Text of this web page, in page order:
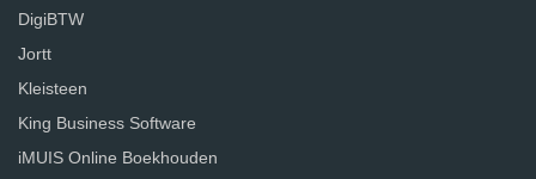
DigiBTW
Jortt
Kleisteen
King Business Software
iMUIS Online Boekhouden